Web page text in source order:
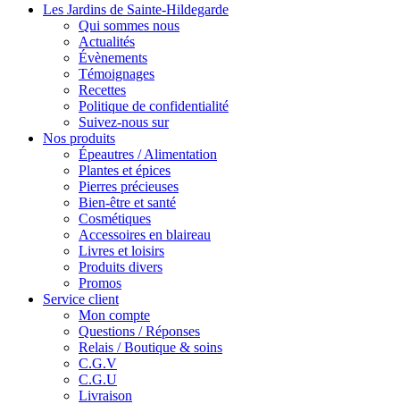
Les Jardins de Sainte-Hildegarde
Qui sommes nous
Actualités
Évènements
Témoignages
Recettes
Politique de confidentialité
Suivez-nous sur
Nos produits
Épeautres / Alimentation
Plantes et épices
Pierres précieuses
Bien-être et santé
Cosmétiques
Accessoires en blaireau
Livres et loisirs
Produits divers
Promos
Service client
Mon compte
Questions / Réponses
Relais / Boutique & soins
C.G.V
C.G.U
Livraison